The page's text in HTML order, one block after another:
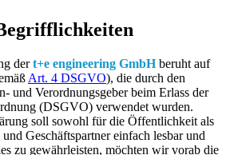
dert+e engineering GmbHberuht auf
Art. 4 DSGVO), die durch den
und Verordnungsgeber beim Erlass der
(DSGVO) verwendet wurden.
soll sowohl für die Öffentlichkeit als
Geschäftspartner einfach lesbar und
zu gewährleisten, möchten wir vorab die